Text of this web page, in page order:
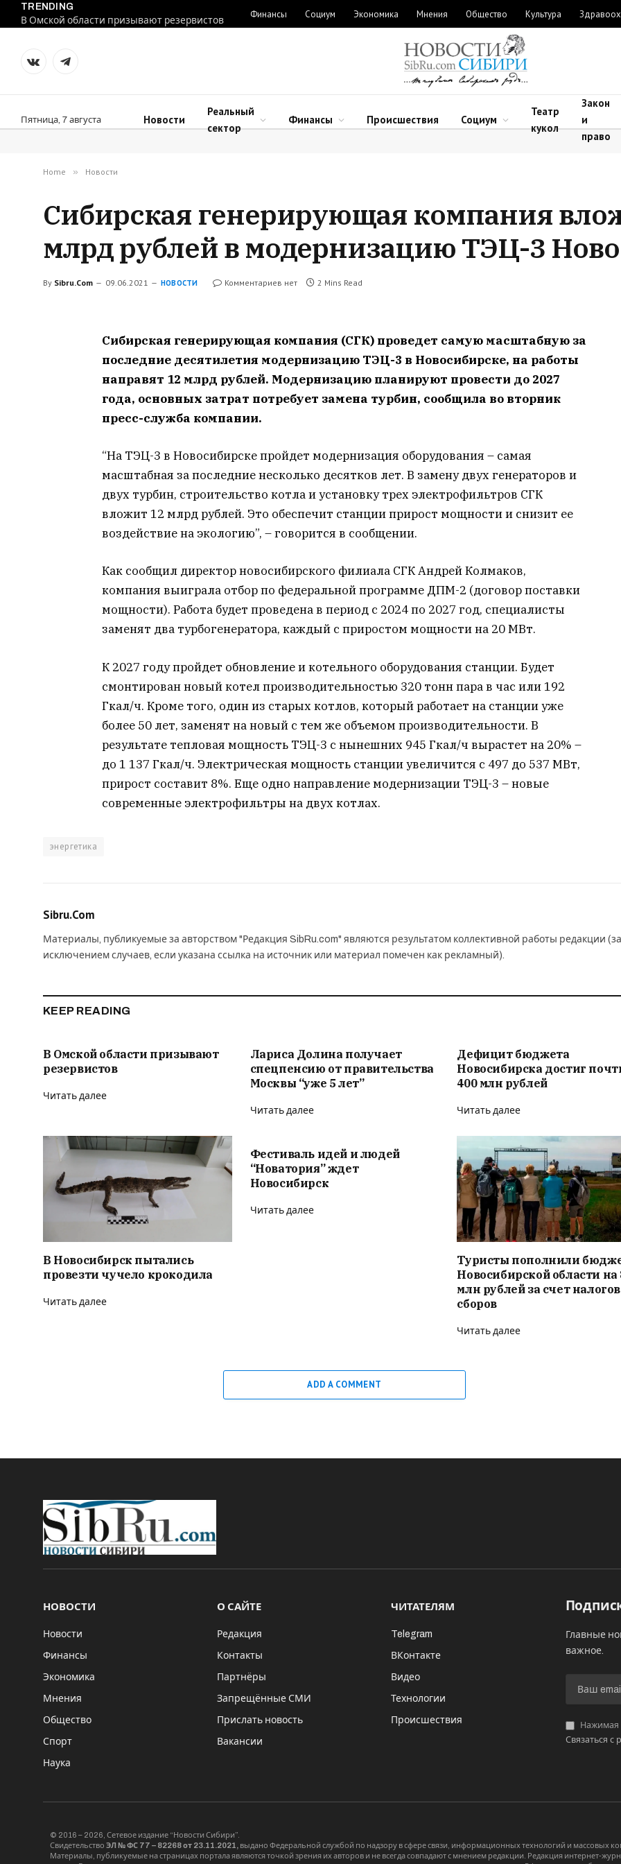
TRENDING
В Омской области призывают резервистов
Финансы Социум Экономика Мнения Общество Культура
VKontakteTelegram
Пятница, 7 августа Новости
Реальный
сектор
Финансы Происшествия Социум
Театр
кукол
Закон
и
право
Home » Новости
Сибирская генерирующая компания
млрд рублей в модернизацию ТЭЦ-3
By Sibru.Com 09.06.2021 НОВОСТИ Комментариев нет 2 Mins Read
Сибирская генерирующая компания (СГК) проведет самую масштабную за
последние десятилетия модернизацию ТЭЦ-3 в Новосибирске, на работы
направят 12 млрд рублей. Модернизацию планируют провести до 2027
года, основных затрат потребует замена турбин, сообщила во вторник
пресс-служба компании.
“На ТЭЦ-3 в Новосибирске пройдет модернизация оборудования – самая
масштабная за последние несколько десятков лет. В замену двух генераторов и
двух турбин, строительство котла и установку трех электрофильтров СГК
вложит 12 млрд рублей. Это обеспечит станции прирост мощности и снизит ее
воздействие на экологию”, – говорится в сообщении.
Как сообщил директор новосибирского филиала СГК Андрей Колмаков,
компания выиграла отбор по федеральной программе ДПМ-2 (договор поставки
мощности). Работа будет проведена в период с 2024 по 2027 год, специалисты
заменят два турбогенератора, каждый с приростом мощности на 20 МВт.
К 2027 году пройдет обновление и котельного оборудования станции. Будет
смонтирован новый котел производительностью 320 тонн пара в час или 192
Гкал/ч. Кроме того, один из старых котлов, который работает на станции уже
более 50 лет, заменят на новый с тем же объемом производительности. В
результате тепловая мощность ТЭЦ-3 с нынешних 945 Гкал/ч вырастет на 20% –
до 1 137 Гкал/ч. Электрическая мощность станции увеличится с 497 до 537 МВт,
прирост составит 8%. Еще одно направление модернизации ТЭЦ-3 – новые
современные электрофильтры на двух котлах.
энергетика
Sibru.Com
Материалы, публикуемые за авторством "Редакция SibRu.com" являются результатом коллективной работы редакции (за
исключением случаев, если указана ссылка на источник или материал помечен как рекламный).
KEEP READING
В Омской области призывают
резервистов
Читать далее
Лариса Долина получает
спецпенсию от правительства
Москвы “уже 5 лет”
Читать далее
Дефицит бюджета
Новосибирска достиг
400 млн рублей
Читать далее
В Новосибирск пытались
провезти чучело крокодила
Читать далее
Фестиваль идей и людей
“Новатория” ждет
Новосибирск
Читать далее
Туристы пополнили
Новосибирской области на
млн рублей за счет
сборов
Читать далее
ADD A COMMENT
НОВОСТИ
Новости
Финансы
Экономика
Мнения
Общество
Спорт
Наука
О САЙТЕ
Редакция
Контакты
Партнёры
Запрещённые СМИ
Прислать новость
Вакансии
ЧИТАТЕЛЯМ
Telegram
ВКонтакте
Видео
Технологии
Происшествия
Главные
важное.
Нажимая
Связаться с
© 2016 – 2026, Сетевое издание “Новости Сибири”.
Свидетельство ЭЛ № ФС 77 – 82268 от 23.11.2021, выдано Федеральной службой по надзору в сфере связи, информационных технологий и массовых
Материалы, публикуемые на страницах портала являются точкой зрения их авторов и не всегда совпадают с мнением редакции. Редакция интернет-